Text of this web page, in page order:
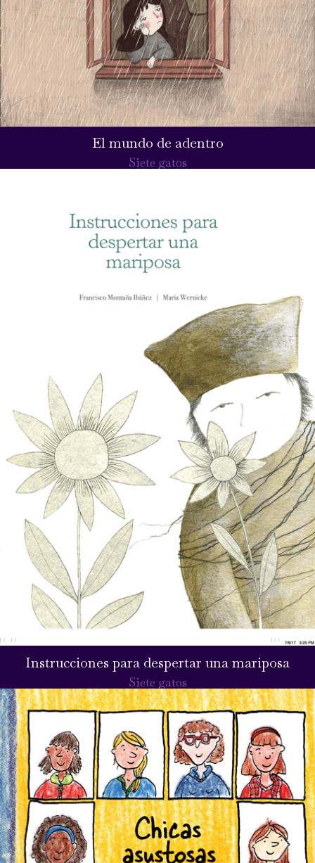
El mundo de adentro
Siete gatos
Instrucciones para despertar una mariposa
Siete gatos